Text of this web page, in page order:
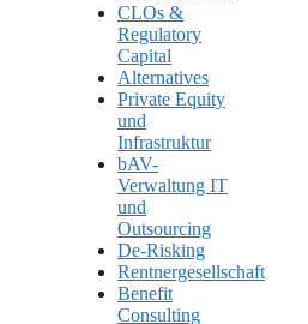
CLOs &
Regulatory
Capital
Alternatives
Private Equity
und
Infrastruktur
bAV-
Verwaltung IT
und
Outsourcing
De-Risking
Rentnergesellschaft
Benefit
Consulting